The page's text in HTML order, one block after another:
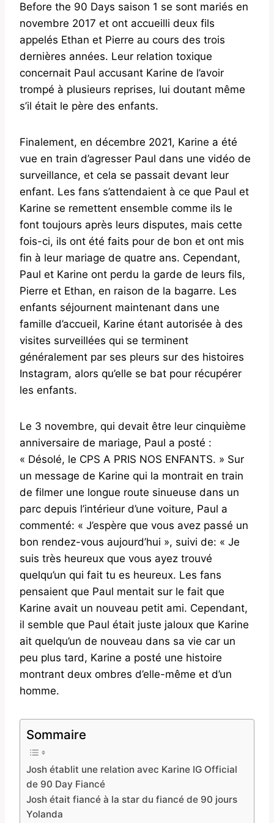
Before the 90 Days saison 1 se sont mariés en
novembre 2017 et ont accueilli deux fils
appelés Ethan et Pierre au cours des trois
dernières années. Leur relation toxique
concernait Paul accusant Karine de l’avoir
trompé à plusieurs reprises, lui doutant même
s’il était le père des enfants.
Finalement, en décembre 2021, Karine a été
vue en train d’agresser Paul dans une vidéo de
surveillance, et cela se passait devant leur
enfant. Les fans s’attendaient à ce que Paul et
Karine se remettent ensemble comme ils le
font toujours après leurs disputes, mais cette
fois-ci, ils ont été faits pour de bon et ont mis
fin à leur mariage de quatre ans. Cependant,
Paul et Karine ont perdu la garde de leurs fils,
Pierre et Ethan, en raison de la bagarre. Les
enfants séjournent maintenant dans une
famille d’accueil, Karine étant autorisée à des
visites surveillées qui se terminent
généralement par ses pleurs sur des histoires
Instagram, alors qu’elle se bat pour récupérer
les enfants.
Le 3 novembre, qui devait être leur cinquième
anniversaire de mariage, Paul a posté :
« Désolé, le CPS A PRIS NOS ENFANTS. » Sur
un message de Karine qui la montrait en train
de filmer une longue route sinueuse dans un
parc depuis l’intérieur d’une voiture, Paul a
commenté: « J’espère que vous avez passé un
bon rendez-vous aujourd’hui », suivi de: « Je
suis très heureux que vous ayez trouvé
quelqu’un qui fait tu es heureux. Les fans
pensaient que Paul mentait sur le fait que
Karine avait un nouveau petit ami. Cependant,
il semble que Paul était juste jaloux que Karine
ait quelqu’un de nouveau dans sa vie car un
peu plus tard, Karine a posté une histoire
montrant deux ombres d’elle-même et d’un
homme.
Sommaire
Josh établit une relation avec Karine IG Official
de 90 Day Fiancé
Josh était fiancé à la star du fiancé de 90 jours
Yolanda